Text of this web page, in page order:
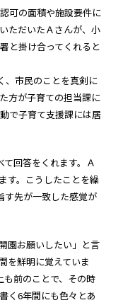
可の面積や施設要件に
ただいたＡさんが、小
と掛け合ってくれると
、市民のことを真剣に
方が子育ての担当課に
で子育て支援課には居
回答をくれます。Ａ
す。こうしたことを繰
す先が一致した感覚が
園お願いしたい」と言
を鮮明に覚えていま
前のことで、その時
く6年間にも色々とあ